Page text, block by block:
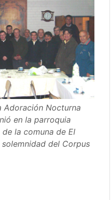
Adoración Nocturna
en la parroquia
la comuna de El
del Corpus